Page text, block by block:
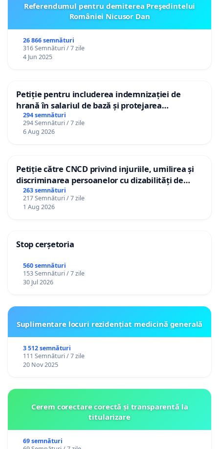
Referendumul pentru demiterea Preşedintelui
României Nicusor Dan
26 866 semnături
316 Semnături / 7 zile
4 Jun 2025
Petiție pentru includerea indemnizației de
hrană în salariul de bază și protejarea
gradațiilor de vechime pentru asistenții
personali
294 semnături
294 Semnături / 7 zile
6 Aug 2026
Petiție către CNCD privind injuriile, umilirea și
discriminarea persoanelor cu dizabilități de
către utilizatorul TikTok „Gorici”
263 semnături
217 Semnături / 7 zile
1 Aug 2026
Stop cerșetoria
560 semnături
153 Semnături / 7 zile
30 Jul 2026
Suplimentare locuri rezidențiat medicină generală
3 512 semnături
111 Semnături / 7 zile
20 Nov 2025
Cerem corectare corectă și transparentă la
titularizare
69 semnături